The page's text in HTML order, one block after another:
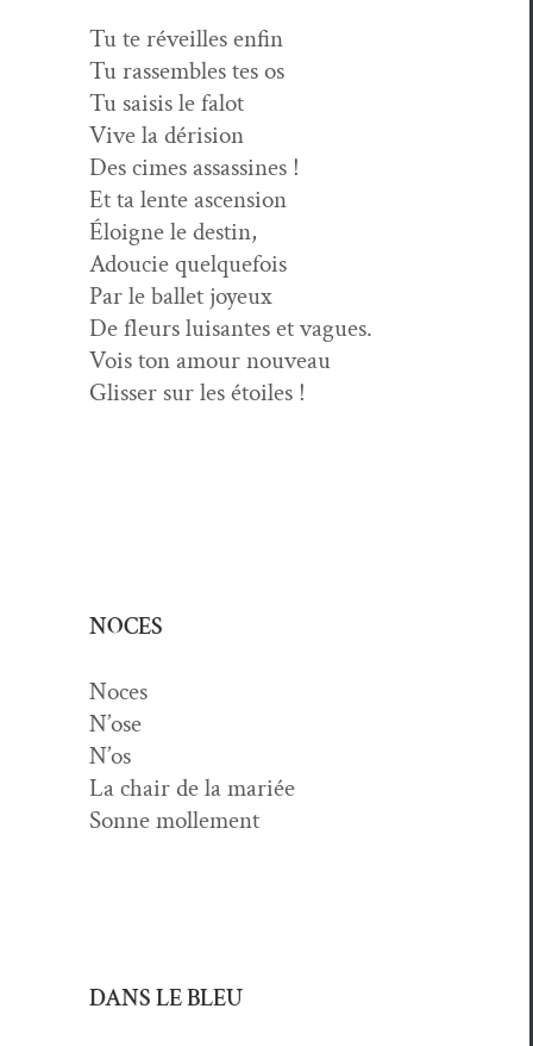
Tu te réveilles enfin
Tu rassem­bles tes os
Tu sai­sis le falot
Vive la dérision
Des cimes assassines !
Et ta lente ascension
Éloigne le destin,
Adoucie quelquefois
Par le bal­let joyeux
De fleurs luisantes et vagues.
Vois ton amour nouveau
Gliss­er sur les étoiles !
NOCES
Noces
N’ose
N’os
La chair de la mariée
Sonne mollement
DANS LE BLEU